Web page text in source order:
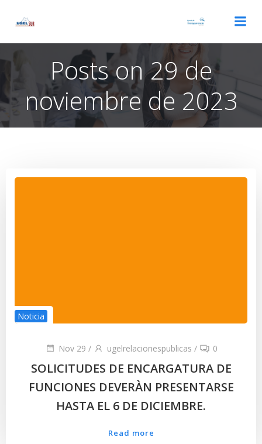
Posts on 29 de
noviembre de 2023
Noticia
Nov 29 / ugelrelacionespublicas / 0
SOLICITUDES DE ENCARGATURA DE
FUNCIONES DEVERÀN PRESENTARSE
HASTA EL 6 DE DICIEMBRE.
Read more